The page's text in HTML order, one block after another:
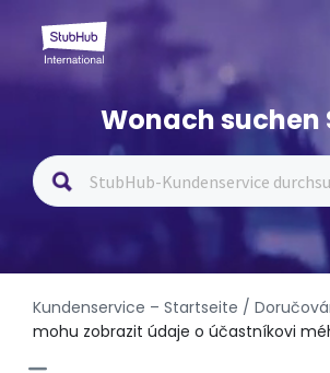
Wonach suchen
Kundenservice – Startseite /
mohu zobrazit údaje o účastníkovi